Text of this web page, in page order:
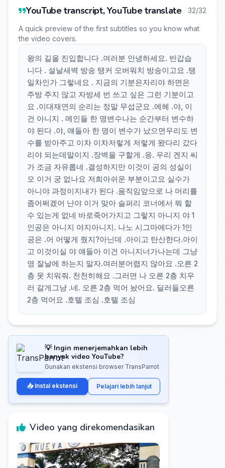
YouTube transcript, YouTube translate 32/32
A quick preview of the first subtitles so you know what
the video covers.
왕의 길을 진입합니다 .여러분 안녕하세요. 반갑습
니다 . 설날새벽 방송 탱커 오버워치 방송이고요 .탱
일차인가 그렇네요 . 지금의 기분은자리야 하면은
주방 주지 않고 자방세 번 쓰고 싶은 그런 기분이고
요 .이대재연의 순리는 정말 무섭군요 .에헤 .야, 이
건 아니지 . 메인들 한 명변수나는 순간부터 변수하
야 된다 .야, 얘들아 한 명이 변수가 났으면우리도 변
수를 받아주고 이차 이차저렇게 저렇게 왔다리 갔다
리야 되는데말이지 .장벽을 구할게 .응. 우리 겐지 씨
가 조금 자유롭네 .결성하지만 이것이 공의 성실이
오 이거 궁 없나요 저희아쉬운 부분이고요 실수가
아니야 과정이지내가 된다 .움직임앞으로 나 머리를
좀어쩌겠어 난야 이거 맞아 슬퍼리 코너에서 뭐 할
수 있는게 없네 바로죽어가지고 그렇지 아니지 야 1
인공은 아니지 야지아니지. 나노 시그마에다가 1인
공은 .어 어떻게 줬지?아닌데 .아이고 탄산한다.아이
고 이것이실 야 얘들아 이건 아니지너가나는데 그냥
영 잘날에 하는지 말자.여러분어렵지 않아요 .오른 2
층 못 치워줘. 천천히해요 .그러면 나 오른 2층 치우
러 갈게그냥 .네. 오른 2층 먹어 놨어요. 딜러들오른
2층 먹어요 .호텔 조심 .호텔 조심
💡 Ingin menerjemahkan lebih
banyak video YouTube?
Gunakan ekstensi browser TransParrot
📥 Instal ekstensi Pelajari lebih lanjut
Video yang direkomendasikan